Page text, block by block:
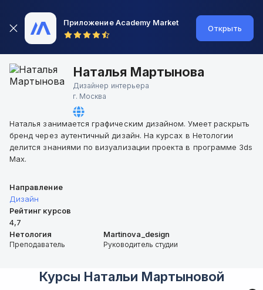
Приложение Academy Market
Открыть
Наталья Мартынова
Дизайнер интерьера
г. Москва
Наталья занимается графическим дизайном. Умеет раскрыть
бренд через аутентичный дизайн. На курсах в Нетологии
делится знаниями по визуализации проекта в программе 3ds
Max.
Направление
Дизайн
Рейтинг курсов
4,7
Нетология
Преподаватель
Martinova_design
Руководитель студии
Курсы Натальи Мартыновой